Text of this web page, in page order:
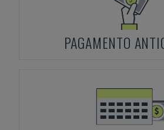
PAGAMENTO